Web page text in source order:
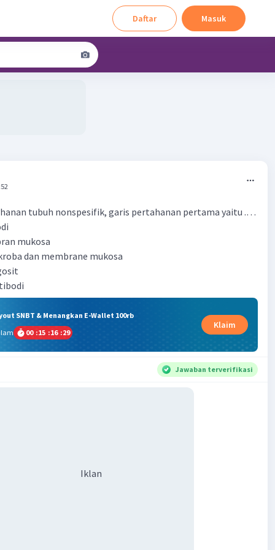
Daftar Masuk
tubuh nonspesifik, garis pertahanan pertama yaitu .…
mukosa
dan membrane mukosa
SNBT & Menangkan E-Wallet 100rb
00 :15 :16 :28
Klaim
Jawaban terverifikasi
Iklan